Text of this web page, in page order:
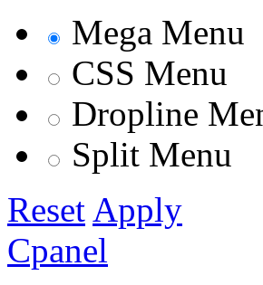
Mega Menu
CSS Menu
Dropline
Split Menu
Reset Apply
Cpanel